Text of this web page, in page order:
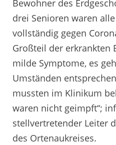
Bewohner des
drei Senioren waren
vollständig gegen
Großteil der erkrankten
milde Symptome, es
Umständen
mussten im Klinikum
waren nicht geimpft“;
stellvertretender Leiter
des Ortenaukreises.